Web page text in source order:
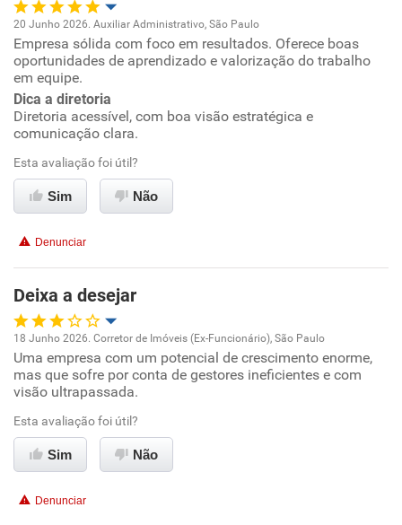
Oportunidade de promoção
Ambiente de trabalho
Conciliação com a vida familiar
Benefícios
20 Junho 2026. Auxiliar Administrativo, São Paulo
Empresa sólida com foco em resultados. Oferece boas
oportunidades de aprendizado e valorização do trabalho
em equipe.
Dica a diretoria
Diretoria acessível, com boa visão estratégica e
comunicação clara.
Esta avaliação foi útil?
Sim Não
Denunciar
Deixa a desejar
Oportunidade de promoção
Ambiente de trabalho
Conciliação com a vida familiar
18 Junho 2026. Corretor de Imóveis (Ex-Funcionário), São Paulo
Uma empresa com um potencial de crescimento enorme,
mas que sofre por conta de gestores ineficientes e com
visão ultrapassada.
Esta avaliação foi útil?
Sim Não
Denunciar